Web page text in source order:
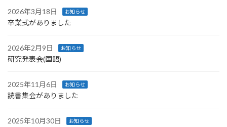
2026年3月18日 お知らせ
卒業式がありました
2026年2月9日 お知らせ
研究発表会(国語)
2025年11月6日 お知らせ
読書集会がありました
2025年10月30日 お知らせ